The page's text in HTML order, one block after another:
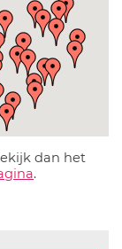
dan het
.